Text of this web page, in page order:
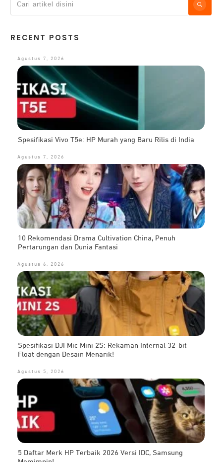
RECENT POSTS
Agustus 7, 2026
Spesifikasi Vivo T5e: HP Murah yang Baru Rilis di India
Agustus 7, 2026
10 Rekomendasi Drama Cultivation China, Penuh
Pertarungan dan Dunia Fantasi
Agustus 6, 2026
Spesifikasi DJI Mic Mini 2S: Rekaman Internal 32-bit
Float dengan Desain Menarik!
Agustus 5, 2026
5 Daftar Merk HP Terbaik 2026 Versi IDC, Samsung